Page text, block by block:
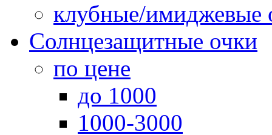
клубные/имиджевые
Солнцезащитные очки
по цене
до 1000
1000-3000